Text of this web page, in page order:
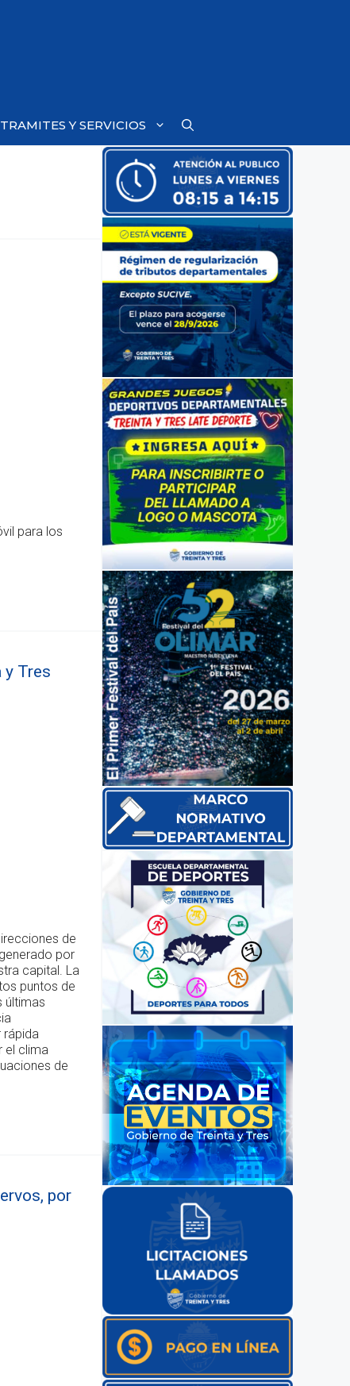
TRAMITES Y SERVICIOS
para los
y Tres
de
por
capital. La
puntos de
últimas
rápida
el clima
de
por